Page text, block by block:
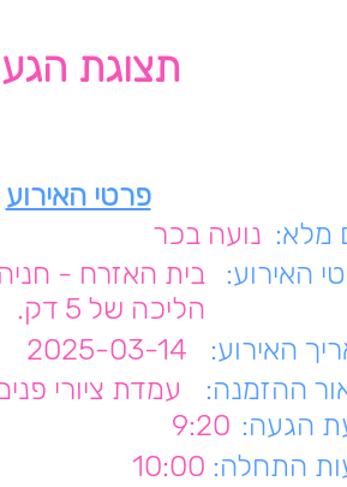
תצוגת
פרטי האירוע
מלא: נועה בכר
הליכה של 5 דק.
האירוע:
2025-03-14
האירוע:
עמדת ציורי
ההזמנה:
9:20 הגעה:
10:00 התחלה: